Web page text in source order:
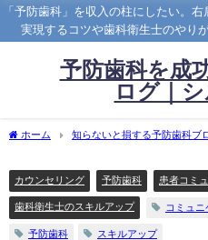
「予防歯科」を収入の柱にしたい。
実現するコツや歯科衛生士のやり
予防歯科を成
ログ｜
ホーム 知らないと損する予防歯科ブ
カウンセリング 予防歯科 患者コミ
歯科衛生士のスキルアップ コミュ
予防歯科 スキルアップ